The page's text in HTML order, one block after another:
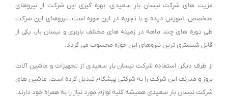
مزیت های شرکت نیسان بار سعیدی، بهره گیری این شرکت از نیروهای
متخصص، آموزش دیده و با تجربه در این حوزه است. نیروهای این شرکت
طی دوره های چند ماهه در زمینه های مختلف باربری و نیسان بار، یکی از
قابل شبستری ترین نیروهای این حوزه محسوب می گردد.
از طرف دیگر، استفاده شرکت نیسان بار سعیدی از تجهیزات و ماشین آلات
بروز و مدرنف این شرکت را به شرکتی پیشگام تبدیل کرده است. ماشین های
شرکت نیسان بار سعیدی همیشه کلیه لوازم مورد نیاز را به همراه خود دارند.